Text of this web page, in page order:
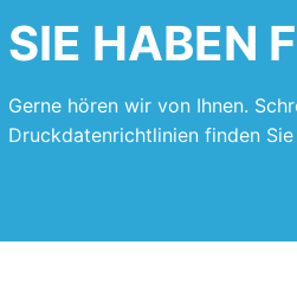
SIE HABEN
Gerne hören wir von Ihnen.
Druckdatenrichtlinien finden